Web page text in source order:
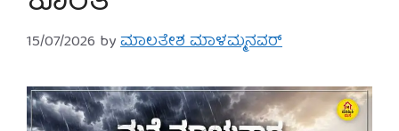
15/07/2026 byಮಾಲತೇಶ ಮಾಳಮ್ಮನವರ್